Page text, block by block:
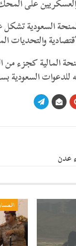
السعودية
والتحديات
المالية كجزء
للدعوات
عدن